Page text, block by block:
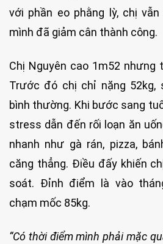
với phần eo phằng lỳ, chị
mình đã giảm cân thành công.
Chị Nguyên cao 1m52 nhưng
Trước đó chị chỉ nặng 52kg,
bình thường. Khi bước sang
stress dẫn đến rối loạn ăn
nhanh như gà rán, pizza,
căng thẳng. Điều đấy khiến
soát. Đỉnh điểm là vào
chạm mốc 85kg.
“Có thời điểm mình phải mặc